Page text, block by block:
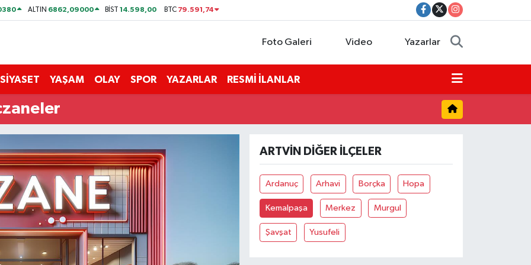
ALTIN 6862,09000 BİST14.598,00 BTC 79.591,74
Foto Galeri Video Yazarlar
SİYASET YAŞAM OLAY SPOR YAZARLAR RESMİ İLANLAR
ARTVIN DIĞER İLÇELER
Ardanuç Arhavi Borçka Hopa
Kemalpaşa Merkez Murgul
Şavşat Yusufeli